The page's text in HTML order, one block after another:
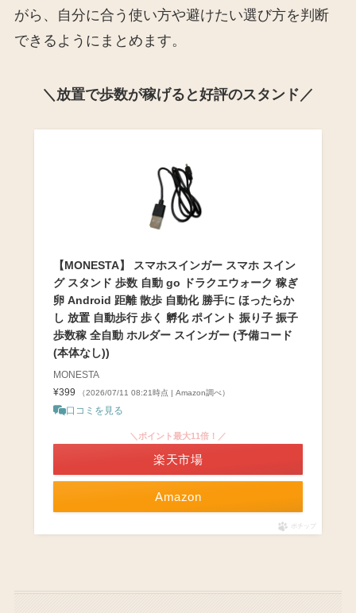
がら、自分に合う使い方や避けたい選び方を判断
できるようにまとめます。
＼放置で歩数が稼げると好評のスタンド／
【MONESTA】 スマホスインガー スマホ スイン
グ スタンド 歩数 自動 go ドラクエウォーク 稼ぎ
卵 Android 距離 散歩 自動化 勝手に ほったらか
し 放置 自動歩行 歩く 孵化 ポイント 振り子 振子
歩数稼 全自動 ホルダー スインガー (予備コード
(本体なし))
MONESTA
¥399
（2026/07/11 08:21時点 | Amazon調べ）
口コミを見る
Amazon
＼ポイント最大11倍！／
楽天市場
ポチップ